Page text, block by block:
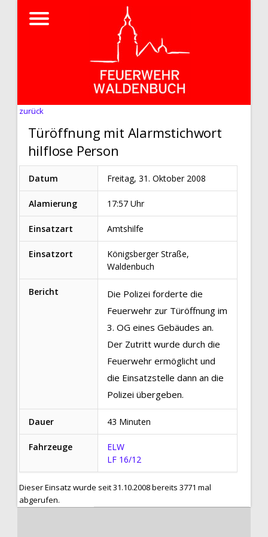
zurück
Türöffnung mit Alarmstichwort
hilflose Person
Datum Freitag, 31. Oktober 2008
Alamierung 17:57 Uhr
Einsatzart Amtshilfe
Einsatzort
Königsberger Straße,
Waldenbuch
Bericht
Die Polizei forderte die
Feuerwehr zur Türöffnung im
3. OG eines Gebäudes an.
Der Zutritt wurde durch die
Feuerwehr ermöglicht und
die Einsatzstelle dann an die
Polizei übergeben.
Dauer 43 Minuten
Fahrzeuge
ELW
LF 16/12
Dieser Einsatz wurde seit 31.10.2008 bereits 3771 mal
abgerufen.